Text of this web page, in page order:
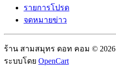
รายการโปรด
จดหมายข่าว
ร้าน สามสมุทร ดอท คอม © 2026
ระบบโดย OpenCart